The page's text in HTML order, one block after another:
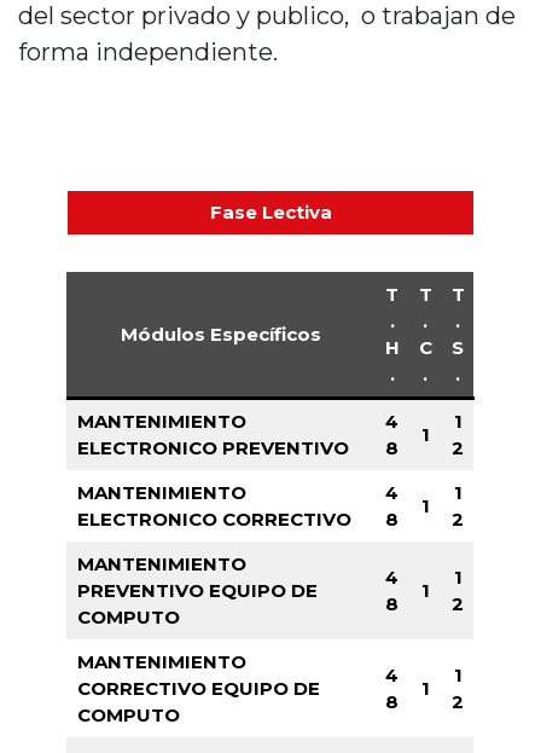
del sector privado y publico, o trabajan de
forma independiente.
Fase Lectiva
Módulos Específicos
T
.
H
.
T
.
C
.
T
.
S
.
MANTENIMIENTO
ELECTRONICO PREVENTIVO
4
8
1
1
2
MANTENIMIENTO
ELECTRONICO CORRECTIVO
4
8
1
1
2
MANTENIMIENTO
PREVENTIVO EQUIPO DE
COMPUTO
4
8
1
1
2
MANTENIMIENTO
CORRECTIVO EQUIPO DE
COMPUTO
4
8
1
1
2